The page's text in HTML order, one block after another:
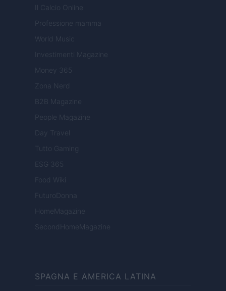
Il Calcio Online
Professione mamma
World Music
Investimenti Magazine
Money 365
Zona Nerd
B2B Magazine
People Magazine
Day Travel
Tutto Gaming
ESG 365
Food Wiki
FuturoDonna
HomeMagazine
SecondHomeMagazine
SPAGNA E AMERICA LATINA